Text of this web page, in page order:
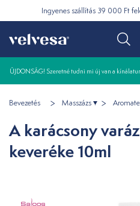
Ingyenes szállítás 39 000 Ft
ÚJDONSÁG! Szeretné tudni mi új van a
Bevezetés Masszázs
A karácsony
keveréke 10ml